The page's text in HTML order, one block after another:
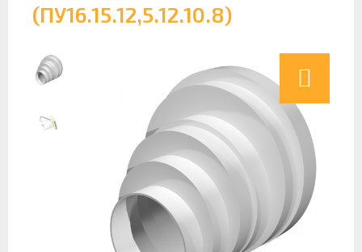
(ПУ16.15.12,5.12.10.8)